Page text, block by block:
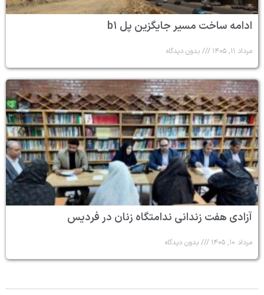
ادامه ساخت مسیر جایگزین پل b۱
مرداد ۱۱, ۱۴۰۵ بدون دیدگاه
آزادی هفت زندانی ندامتگاه زنان در فردیس
مرداد ۱۰, ۱۴۰۵ بدون دیدگاه